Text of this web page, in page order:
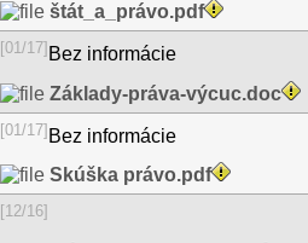
štát_a_právo.pdf
[01/17] Bez informácie
Základy-práva-výcuc.doc
[01/17] Bez informácie
Skúška právo.pdf
[12/16]